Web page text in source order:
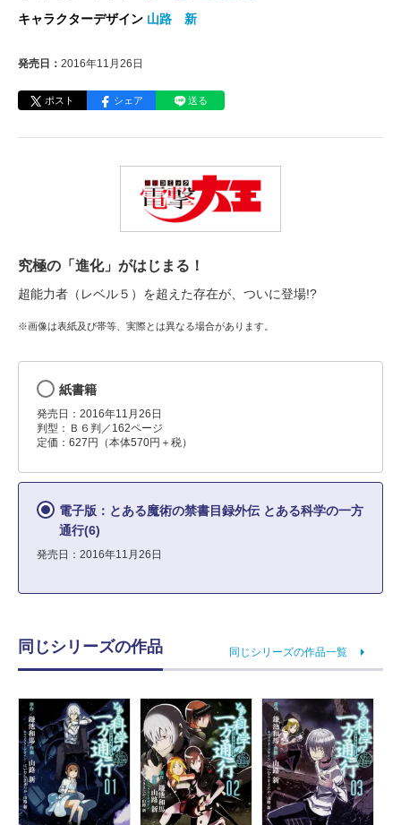
キャラクターデザイン 山路 新
発売日： 2016年11月26日
ポスト シェア 送る
究極の「進化」がはじまる！
超能力者（レベル５）を超えた存在が、ついに登場!?
※画像は表紙及び帯等、実際とは異なる場合があります。
紙書籍
発売日：2016年11月26日
判型：Ｂ６判／162ページ
定価：627円（本体570円＋税）
電子版：とある魔術の禁書目録外伝 とある科学の一方
通行(6)
発売日：2016年11月26日
同じシリーズの作品 同じシリーズの作品一覧